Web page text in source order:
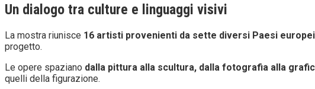
Un dialogo tra culture e linguaggi visivi
La mostra riunisce 16 artisti provenienti da sette diversi Paesi europei
progetto.
Le opere spaziano dalla pittura alla scultura, dalla fotografia alla
quelli della figurazione.